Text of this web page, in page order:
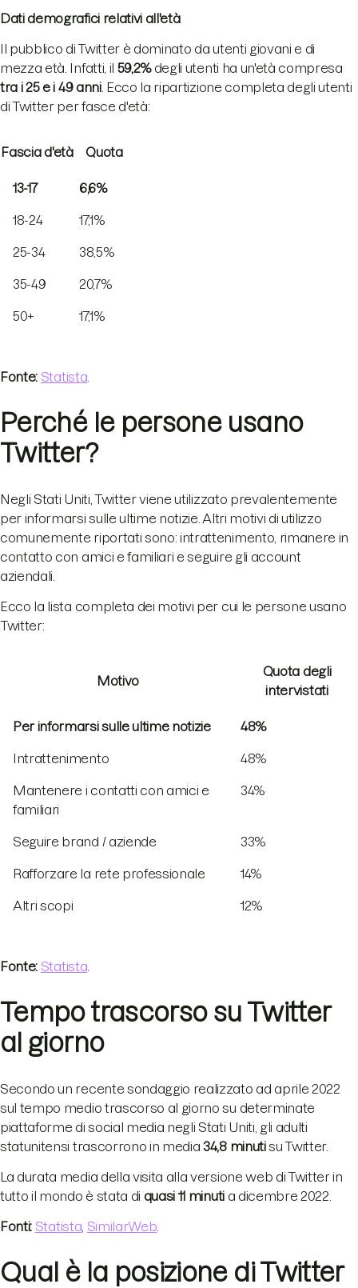
Dati demografici relativi all'età
Il pubblico di Twitter è dominato da utenti giovani e di
mezza età. Infatti, il 59,2%degli utenti ha un'età compresa
tra i 25 e i 49 anni. Ecco la ripartizione completa degli utenti
di Twitter per fasce d'età:
Fascia d'età Quota
13-17 6,6%
18-24 17,1%
25-34 38,5%
35-49 20,7%
50+ 17,1%
Fonte: Statista
Perché le persone usano
Twitter?
Negli Stati Uniti, Twitter viene utilizzato prevalentemente
per informarsi sulle ultime notizie. Altri motivi di utilizzo
comunemente riportati sono: intrattenimento, rimanere in
contatto con amici e familiari e seguire gli account
aziendali.
Ecco la lista completa dei motivi per cui le persone usano
Twitter:
Motivo
Quota degli
intervistati
Per informarsi sulle ultime notizie 48%
Intrattenimento 48%
Mantenere i contatti con amici e
familiari
34%
Seguire brand / aziende 33%
Rafforzare la rete professionale 14%
Altri scopi 12%
Fonte: Statista
Tempo trascorso su Twitter
al giorno
Secondo un recente sondaggio realizzato ad aprile 2022
sul tempo medio trascorso al giorno su determinate
piattaforme di social media negli Stati Uniti, gli adulti
statunitensi trascorrono in media34,8 minutisu Twitter.
La durata media della visita alla versione web di Twitter in
tutto il mondo è stata di quasi 11 minutia dicembre 2022.
Fonti: Statista SimilarWeb
Qual è la posizione di Twitter